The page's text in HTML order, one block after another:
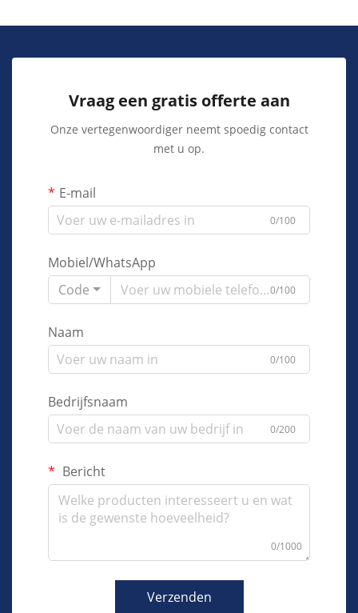
Vraag een gratis offerte aan
Onze vertegenwoordiger neemt spoedig contact
met u op.
E-mail
0/100
Mobiel/WhatsApp
Code
0/100
Naam
0/100
Bedrijfsnaam
0/200
Bericht
0/1000
Verzenden